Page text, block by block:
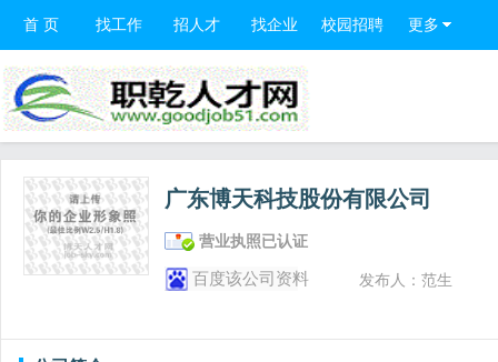
首 页 找工作 招人才 找企业 校园招聘 更多
广东博天科技股份有限公司
营业执照已认证
百度该公司资料 发布人：范生